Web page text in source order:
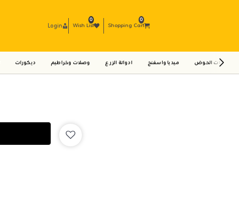
Login Wish List
0
Shopping Cart
0
ديكورات وصلات وخراطيم ادواتة الزرع ميديا واسفنج ادوات الحوض